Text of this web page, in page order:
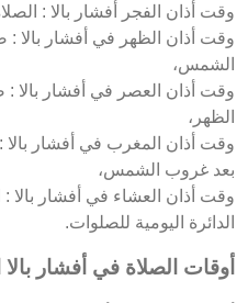
وقت أذان الفجر أفشار بالا :
وقت أذان الظهر في أفشار بالا :
الشمس،
وقت أذان العصر في أفشار بالا :
الظهر،
وقت أذان المغرب في أفشار بالا
بعد غروب الشمس،
وقت أذان العشاء في أفشار بالا :
الدائرة اليومية للصلوات.
أوقات الصلاة في أفشار بالا